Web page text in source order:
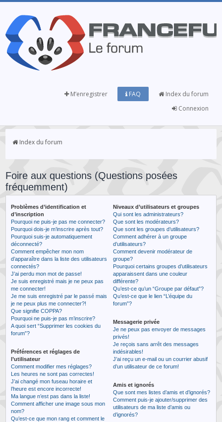
Index du forum
FAQ
M’enregistrer
Connexion
Index du forum
Foire aux questions (Questions posées
fréquemment)
Problèmes d’identification et
d’inscription
Pourquoi ne puis-je pas me connecter?
Pourquoi dois-je m’inscrire après tout?
Pourquoi suis-je automatiquement
déconnecté?
Comment empêcher mon nom
d’apparaître dans la liste des utilisateurs
connectés?
J’ai perdu mon mot de passe!
Je suis enregistré mais je ne peux pas
me connecter!
Je me suis enregistré par le passé mais
je ne peux plus me connecter?!
Que signifie COPPA?
Pourquoi ne puis-je pas m’inscrire?
A quoi sert “Supprimer les cookies du
forum”?
Préférences et réglages de
l’utilisateur
Comment modifier mes réglages?
Les heures ne sont pas correctes!
J’ai changé mon fuseau horaire et
l’heure est encore incorrecte!
Ma langue n’est pas dans la liste!
Comment afficher une image sous mon
nom?
Qu’est-ce que mon rang et comment le
Niveaux d’utilisateurs et groupes
Qui sont les administrateurs?
Que sont les modérateurs?
Que sont les groupes d’utilisateurs?
Comment adhérer à un groupe
d’utilisateurs?
Comment devenir modérateur de
groupe?
Pourquoi certains groupes d’utilisateurs
apparaissent dans une couleur
différente?
Qu’est-ce qu’un “Groupe par défaut”?
Qu’est-ce que le lien “L’équipe du
forum”?
Messagerie privée
Je ne peux pas envoyer de messages
privés!
Je reçois sans arrêt des messages
indésirables!
J’ai reçu un e-mail ou un courrier abusif
d’un utilisateur de ce forum!
Amis et ignorés
Que sont mes listes d’amis et d’ignorés?
Comment puis-je ajouter/supprimer des
utilisateurs de ma liste d’amis ou
d’ignorés?